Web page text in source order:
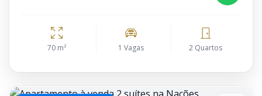
70 m² 1 Vagas 2 Quartos